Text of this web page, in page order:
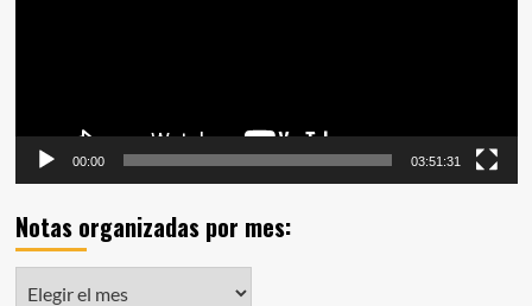
00:00 03:51:31
Notas organizadas por mes: